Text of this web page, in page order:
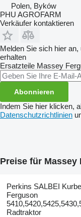
Polen, Byków
PHU AGROFARM
Verkäufer kontaktieren
Melden Sie sich hier
erhalten
Ersatzteile Massey
Abonnieren
Indem Sie hier klicken,
Datenschutzrichtlinien
Preise für Massey
Perkins SALBEI
Ferguson
Radtraktor